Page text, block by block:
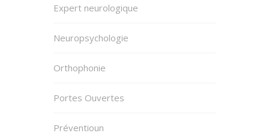
Expert neurologique
Neuropsychologie
Orthophonie
Portes Ouvertes
Préventioun